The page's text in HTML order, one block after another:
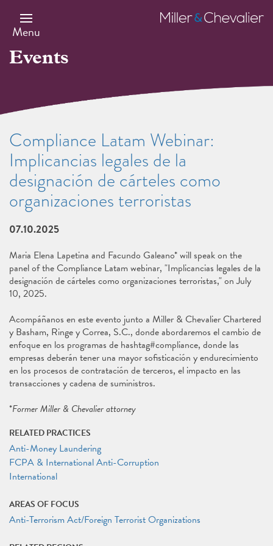
main
content
Menu
Miller
&
Events
Compliance Latam Webinar:
Implicancias legales de la
designación de cárteles como
organizaciones terroristas
07.10.2025
Maria Elena Lapetina and Facundo Galeano* will speak on the
panel of the Compliance Latam webinar, "Implicancias legales de la
designación de cárteles como organizaciones terroristas," on July
10, 2025.
Acompáñanos en este evento junto a Miller & Chevalier Chartered
y Basham, Ringe y Correa, S.C., donde abordaremos el cambio de
enfoque en los programas de hashtag#compliance, donde las
empresas deberán tener una mayor sofisticación y endurecimiento
en los procesos de contratación de terceros, el impacto en las
transacciones y cadena de suministros.
*Former Miller & Chevalier attorney
RELATED PRACTICES
Anti-Money Laundering
FCPA & International Anti-Corruption
International
AREAS OF FOCUS
Anti-Terrorism Act/Foreign Terrorist Organizations